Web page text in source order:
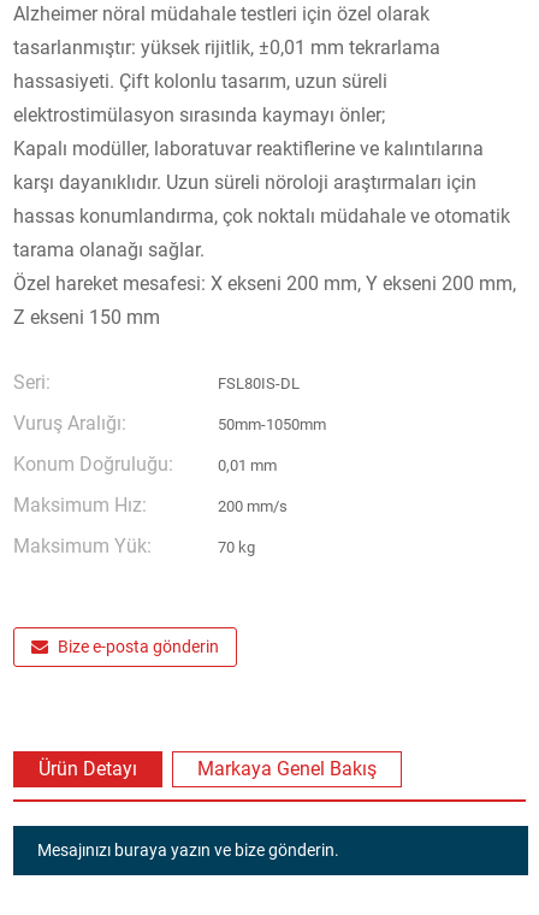
Alzheimer nöral müdahale testleri için özel olarak
tasarlanmıştır: yüksek rijitlik, ±0,01 mm tekrarlama
hassasiyeti. Çift kolonlu tasarım, uzun süreli
elektrostimülasyon sırasında kaymayı önler;
Kapalı modüller, laboratuvar reaktiflerine ve kalıntılarına
karşı dayanıklıdır. Uzun süreli nöroloji araştırmaları için
hassas konumlandırma, çok noktalı müdahale ve otomatik
tarama olanağı sağlar.
Özel hareket mesafesi: X ekseni 200 mm, Y ekseni 200 mm,
Z ekseni 150 mm
Seri: FSL80IS-DL
Vuruş Aralığı: 50mm-1050mm
Konum Doğruluğu: 0,01 mm
Maksimum Hız: 200 mm/s
Maksimum Yük: 70 kg
Bize e-posta gönderin
Ürün Detayı Markaya Genel Bakış
Mesajınızı buraya yazın ve bize gönderin.